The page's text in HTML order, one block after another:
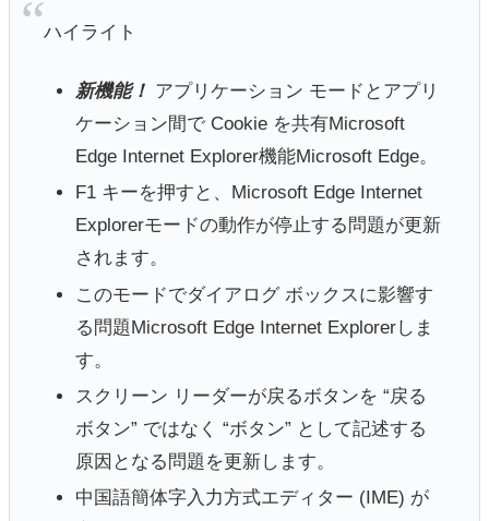
ハイライト
新機能！ アプリケーション モードとアプリ
ケーション間で Cookie を共有Microsoft
Edge Internet Explorer機能Microsoft Edge。
F1 キーを押すと、Microsoft Edge Internet
Explorerモードの動作が停止する問題が更新
されます。
このモードでダイアログ ボックスに影響す
る問題Microsoft Edge Internet Explorerしま
す。
スクリーン リーダーが戻るボタンを “戻る
ボタン” ではなく “ボタン” として記述する
原因となる問題を更新します。
中国語簡体字入力方式エディター (IME) が